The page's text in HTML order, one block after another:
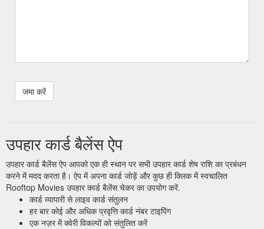
उपहार कार्ड बैलेंस ऐप
उपहार कार्ड बैलेंस ऐप आपको एक ही स्थान पर सभी उपहार कार्ड शेष राशि का प्रबंधन
करने में मदद करता है। ऐप में अपना कार्ड जोड़ें और कुछ ही क्लिक में स्वचालित
Rooftop Movies उपहार कार्ड बैलेंस चेकर का उपयोग करें.
कार्ड व्यापारी से लाइव कार्ड संतुलन
हर बार कोई और अधिक प्रवृत्ति कार्ड नंबर टाइपिंग
एक नज़र में क्वेरी विकल्पों को संतुलित करें